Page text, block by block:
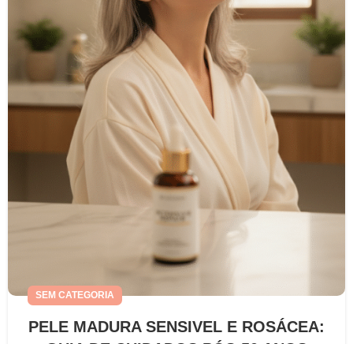
SEM CATEGORIA
PELE MADURA SENSIVEL E ROSÁCEA: